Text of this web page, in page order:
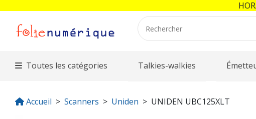
Toutes les catégories Talkies-walkies
Accueil Scanners Uniden UNIDEN UBC125XLT